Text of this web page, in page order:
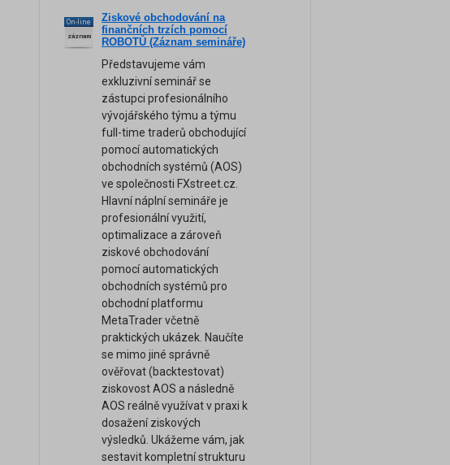
On-line
záznam
Ziskové obchodování na
finančních trzích pomocí
ROBOTŮ (Záznam semináře)
Představujeme vám
exkluzivní seminář se
zástupci profesionálního
vývojářského týmu a týmu
full-time traderů obchodující
pomocí automatických
obchodních systémů (AOS)
ve společnosti FXstreet.cz.
Hlavní náplní semináře je
profesionální využití,
optimalizace a zároveň
ziskové obchodování
pomocí automatických
obchodních systémů pro
obchodní platformu
MetaTrader včetně
praktických ukázek. Naučíte
se mimo jiné správně
ověřovat (backtestovat)
ziskovost AOS a následně
AOS reálně využívat v praxi k
dosažení ziskových
výsledků. Ukážeme vám, jak
sestavit kompletní strukturu